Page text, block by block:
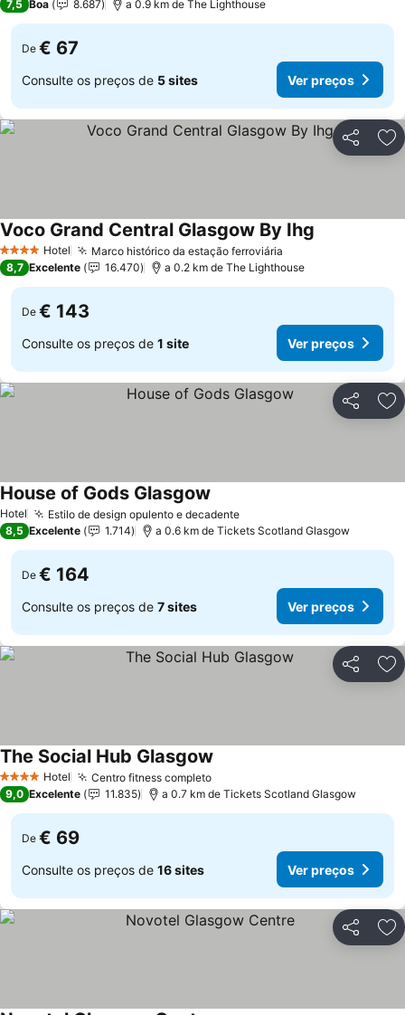
7,5 Boa 8.687 a 0.9 km de The Lighthouse
De € 67
Consulte os preços de 5 sites Ver preços
Partilhar
4 EstrelasHotel Marco histórico da estação ferroviária
Voco Grand Central Glasgow By Ihg
8,7 Excelente 16.470 a 0.2 km de The Lighthouse
De € 143
Consulte os preços de 1 site Ver preços
Partilhar
Hotel Estilo de design opulento e decadente
House of Gods Glasgow
8,5 Excelente 1.714 a 0.6 km de Tickets Scotland Glasgow
De € 164
Consulte os preços de 7 sites Ver preços
Partilhar
4 EstrelasHotel Centro fitness completo
The Social Hub Glasgow
9,0 Excelente 11.835 a 0.7 km de Tickets Scotland Glasgow
De € 69
Consulte os preços de 16 sites Ver preços
Partilhar